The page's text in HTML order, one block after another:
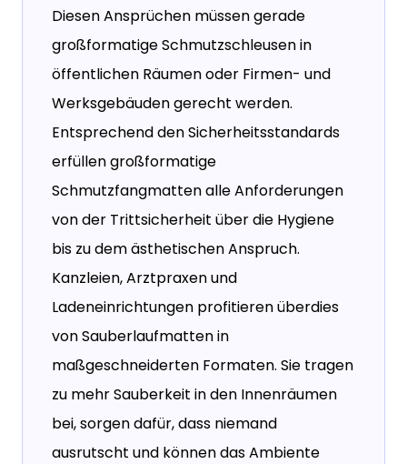
Diesen Ansprüchen müssen gerade
großformatige Schmutzschleusen in
öffentlichen Räumen oder Firmen- und
Werksgebäuden gerecht werden.
Entsprechend den Sicherheitsstandards
erfüllen großformatige
Schmutzfangmatten alle Anforderungen
von der Trittsicherheit über die Hygiene
bis zu dem ästhetischen Anspruch.
Kanzleien, Arztpraxen und
Ladeneinrichtungen profitieren überdies
von Sauberlaufmatten in
maßgeschneiderten Formaten. Sie tragen
zu mehr Sauberkeit in den Innenräumen
bei, sorgen dafür, dass niemand
ausrutscht und können das Ambiente